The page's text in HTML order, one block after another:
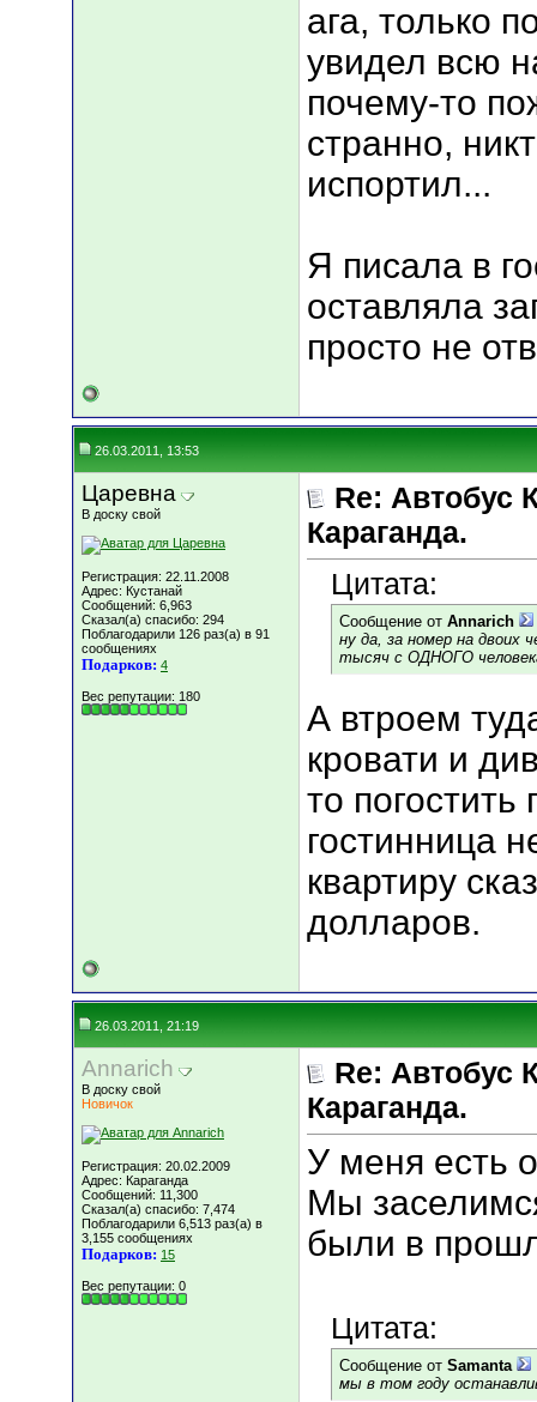
ага, только
увидел всю
почему-то
странно,
испортил...
Я писала в
оставляла
просто не
26.03.2011, 13:53
Царевна
В доску свой
Регистрация: 22.11.2008
Адрес: Кустанай
Сообщений: 6,963
Сказал(а) спасибо: 294
Поблагодарили 126 раз(а) в 91
сообщениях
Подарков: 4
Вес репутации: 180
Re: Автобус
Караганда.
Цитата:
Сообщение от Annarich
ну да, за номер на двоих
тысяч с ОДНОГО
А втроем
кровати и
то
гостинница
квартиру
долларов.
26.03.2011, 21:19
Annarich
В доску свой
Новичок
Регистрация: 20.02.2009
Адрес: Караганда
Сообщений: 11,300
Сказал(а) спасибо: 7,474
Поблагодарили 6,513 раз(а) в
3,155 сообщениях
Подарков: 15
Вес репутации: 0
Re: Автобус
Караганда.
У меня есть
Мы
были в
Цитата:
Сообщение от Samanta
мы в том году